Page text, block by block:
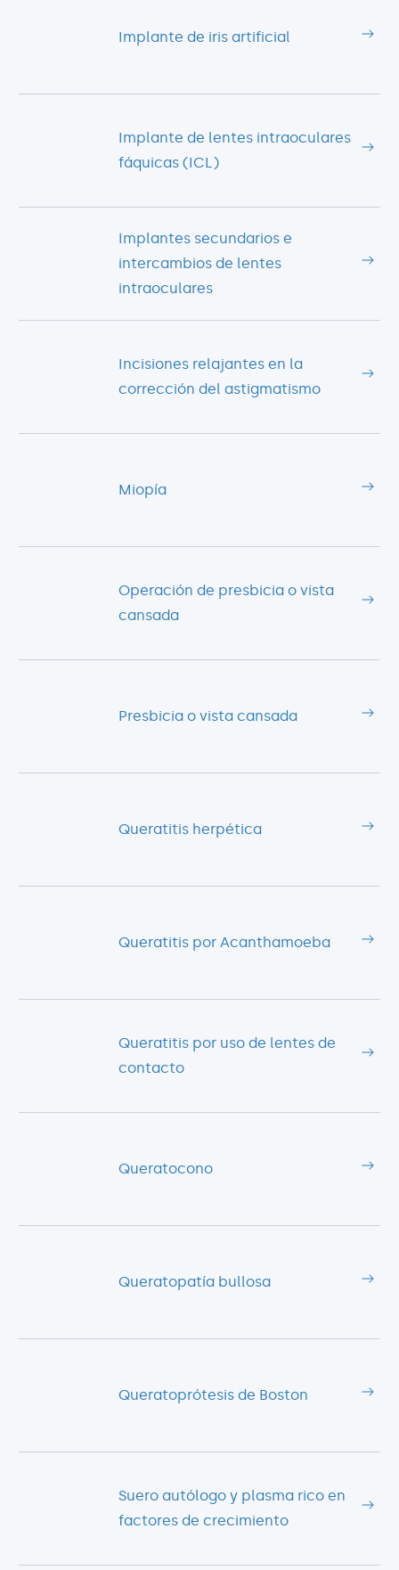
Implante de iris artificial
Implante de lentes intraoculares
fáquicas (ICL)
Implantes secundarios e
intercambios de lentes
intraoculares
Incisiones relajantes en la
corrección del astigmatismo
Miopía
Operación de presbicia o vista
cansada
Presbicia o vista cansada
Queratitis herpética
Queratitis por Acanthamoeba
Queratitis por uso de lentes de
contacto
Queratocono
Queratopatía bullosa
Queratoprótesis de Boston
Suero autólogo y plasma rico en
factores de crecimiento